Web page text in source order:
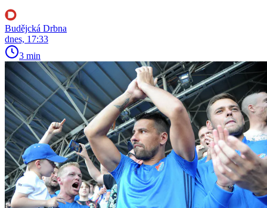
Budějcká Drbna
dnes, 17:33
3 min